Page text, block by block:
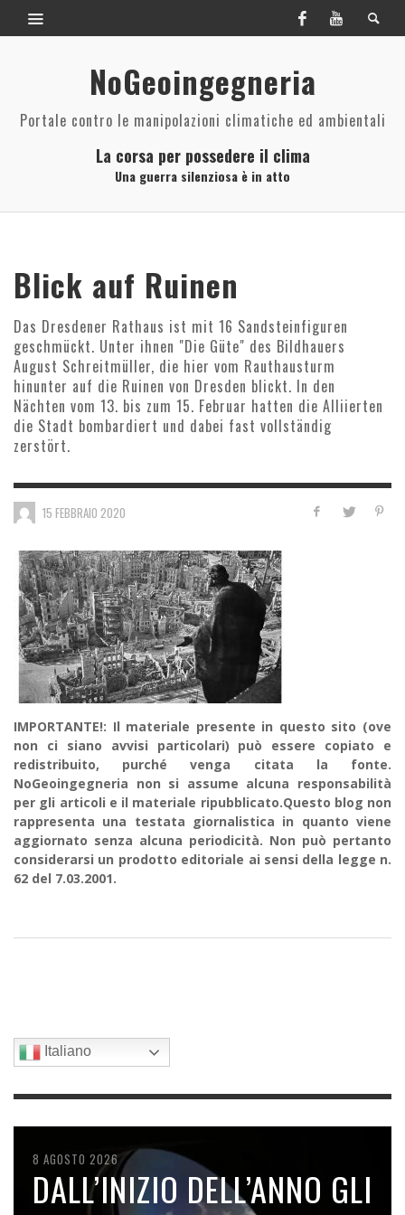
NoGeoingegneria
Portale contro le manipolazioni climatiche ed ambientali
La corsa per possedere il clima
Una guerra silenziosa è in atto
Blick auf Ruinen
Das Dresdener Rathaus ist mit 16 Sandsteinfiguren
geschmückt. Unter ihnen "Die Güte" des Bildhauers
August Schreitmüller, die hier vom Rauthausturm
hinunter auf die Ruinen von Dresden blickt. In den
Nächten vom 13. bis zum 15. Februar hatten die Alliierten
die Stadt bombardiert und dabei fast vollständig
zerstört.
15 FEBBRAIO 2020
IMPORTANTE!: Il materiale presente in questo sito (ove
non ci siano avvisi particolari) può essere copiato e
redistribuito, purché venga citata la fonte.
NoGeoingegneria non si assume alcuna responsabilità
per gli articoli e il materiale ripubblicato.Questo blog non
rappresenta una testata giornalistica in quanto viene
aggiornato senza alcuna periodicità. Non può pertanto
considerarsi un prodotto editoriale ai sensi della legge n.
62 del 7.03.2001.
Italiano
9 AGOSTO 2026
LA RUSSIA CON LA FLOTTA
8 AGOSTO 2026
DALL’INIZIO DELL’ANNO GLI
8 AGOSTO 2026
L’INSEMINAZIONE DELLE
7 AGOSTO 2026
SPACEX SI SCHIANTA
6 AGOSTO 2026
IL CALDO RECORD FA